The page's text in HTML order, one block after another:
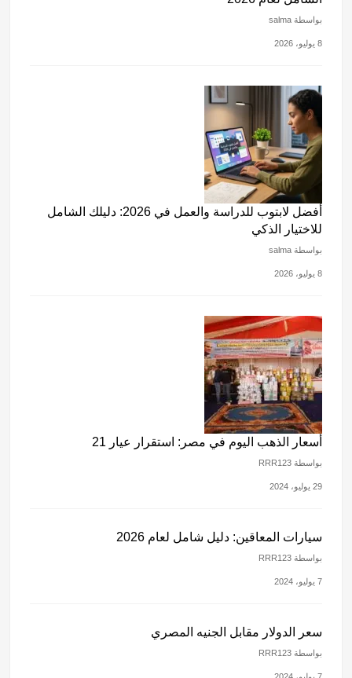
بواسطة salma
8 يوليو، 2026
أفضل لابتوب للدراسة والعمل في 2026: دليلك الشامل
للاختيار الذكي
بواسطة salma
8 يوليو، 2026
أسعار الذهب اليوم في مصر: استقرار عيار 21
بواسطة RRR123
29 يوليو، 2024
سيارات المعاقين: دليل شامل لعام 2026
بواسطة RRR123
7 يوليو، 2024
سعر الدولار مقابل الجنيه المصري
بواسطة RRR123